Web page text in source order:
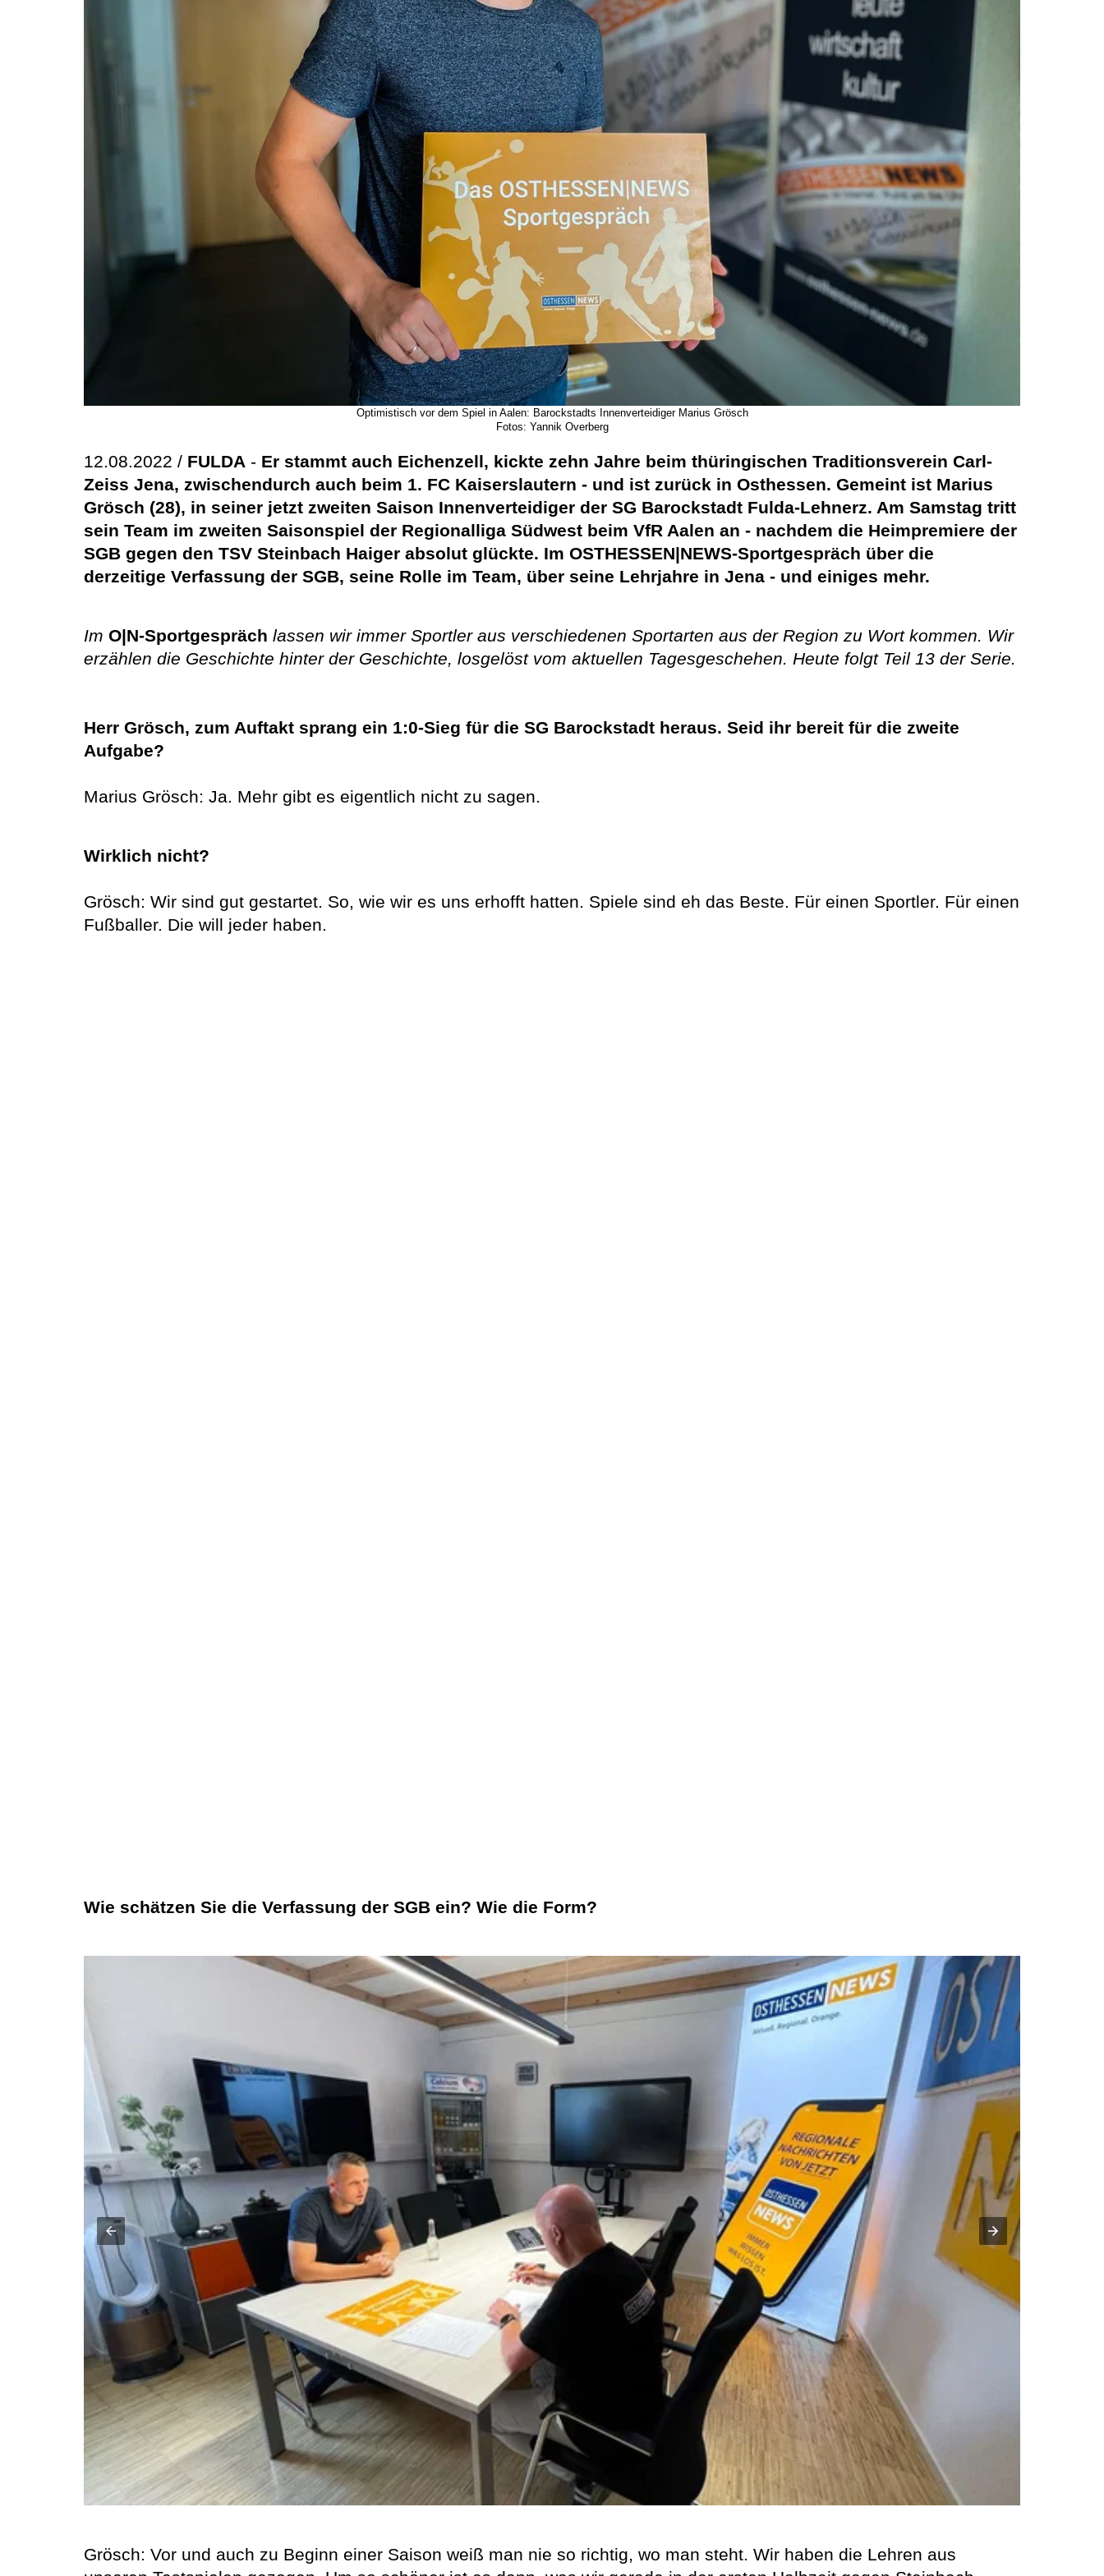
Optimistisch vor dem Spiel in Aalen: Barockstadts Innenverteidiger Marius Grösch
Fotos: Yannik Overberg
12.08.2022 / FULDA - Er stammt auch Eichenzell, kickte zehn Jahre beim thüringischen Traditionsverein Carl-
Zeiss Jena, zwischendurch auch beim 1. FC Kaiserslautern - und ist zurück in Osthessen. Gemeint ist Marius
Grösch (28), in seiner jetzt zweiten Saison Innenverteidiger der SG Barockstadt Fulda-Lehnerz. Am Samstag tritt
sein Team im zweiten Saisonspiel der Regionalliga Südwest beim VfR Aalen an - nachdem die Heimpremiere der
SGB gegen den TSV Steinbach Haiger absolut glückte. Im OSTHESSEN|NEWS-Sportgespräch über die
derzeitige Verfassung der SGB, seine Rolle im Team, über seine Lehrjahre in Jena - und einiges mehr.
Im O|N-Sportgespräch lassen wir immer Sportler aus verschiedenen Sportarten aus der Region zu Wort kommen. Wir
erzählen die Geschichte hinter der Geschichte, losgelöst vom aktuellen Tagesgeschehen. Heute folgt Teil 13 der Serie.
Herr Grösch, zum Auftakt sprang ein 1:0-Sieg für die SG Barockstadt heraus. Seid ihr bereit für die zweite
Aufgabe?
Marius Grösch: Ja. Mehr gibt es eigentlich nicht zu sagen.
Wirklich nicht?
Grösch: Wir sind gut gestartet. So, wie wir es uns erhofft hatten. Spiele sind eh das Beste. Für einen Sportler. Für einen
Fußballer. Die will jeder haben.
Wie schätzen Sie die Verfassung der SGB ein? Wie die Form?
Grösch: Vor und auch zu Beginn einer Saison weiß man nie so richtig, wo man steht. Wir haben die Lehren aus